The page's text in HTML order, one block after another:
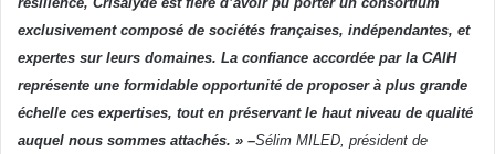
exclusivement composé de sociétés françaises, indépendantes, et
expertes sur leurs domaines. La confiance accordée par la CAIH
représente une formidable opportunité de proposer à plus grande
échelle ces expertises, tout en préservant le haut niveau de qualité
auquel nous sommes attachés. » –Sélim MILED, président de